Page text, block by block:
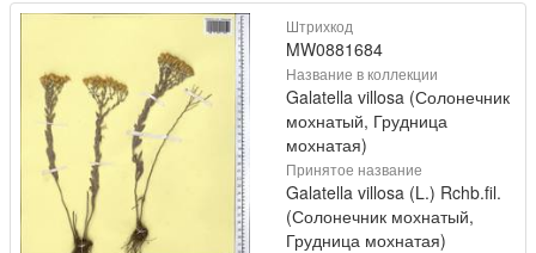
Штрихкод
MW0881684
Название в коллекции
Galatella villosa (Солонечник
мохнатый, Грудница
мохнатая)
Принятое название
Galatella villosa (L.) Rchb.fil.
(Солонечник мохнатый,
Грудница мохнатая)